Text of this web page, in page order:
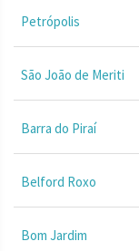
Petrópolis
São João de Meriti
Barra do Piraí
Belford Roxo
Bom Jardim